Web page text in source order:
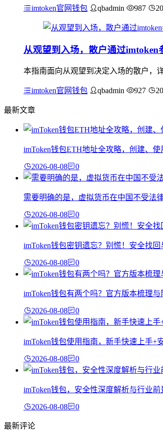
imtoken官网钱包 qbadmin 987
从观望到入场，散户通过imtoken
本指南面向从观望到决定入场的散户，
imtoken官网钱包 qbadmin 927
最新文章
imToken钱包ETH地址全攻略，创建、使
2026-08-08 0
需要明确的是，虚拟货币在中国不受法
2026-08-08 0
imToken钱包密钥遗忘？别慌！安全找
2026-08-08 0
imToken钱包有两个吗？官方版本梳理
2026-08-08 0
imToken钱包使用指南，新手快速上手+
2026-08-08 0
imToken钱包，安全性深度解析与行业前
2026-08-08 0
最新评论